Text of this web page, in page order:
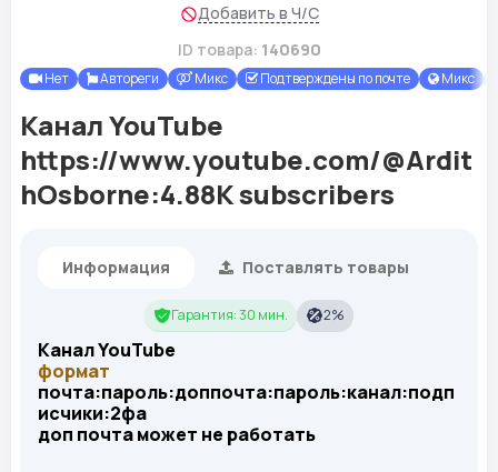
Добавить в Ч/С
ID товара: 140690
Нет Автореги Микс Подтверждены по почте Микс
Канал YouTube
https://www.youtube.com/@Ardit
hOsborne:4.88K subscribers
Информация Поставлять товары
Гарантия: 30 мин. 2%
Канал YouTube
формат
почта:пароль:доппочта:пароль:канал:подп
исчики:2фа
доп почта может не работать